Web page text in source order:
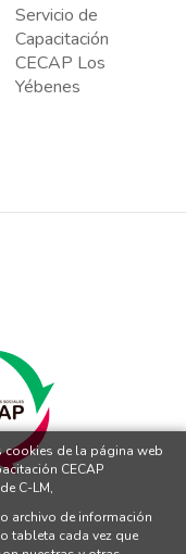
Servicio de
Capacitación
CECAP Los
Yébenes
de la página web
CECAP
C-LM,
archivo de información
tableta cada vez que